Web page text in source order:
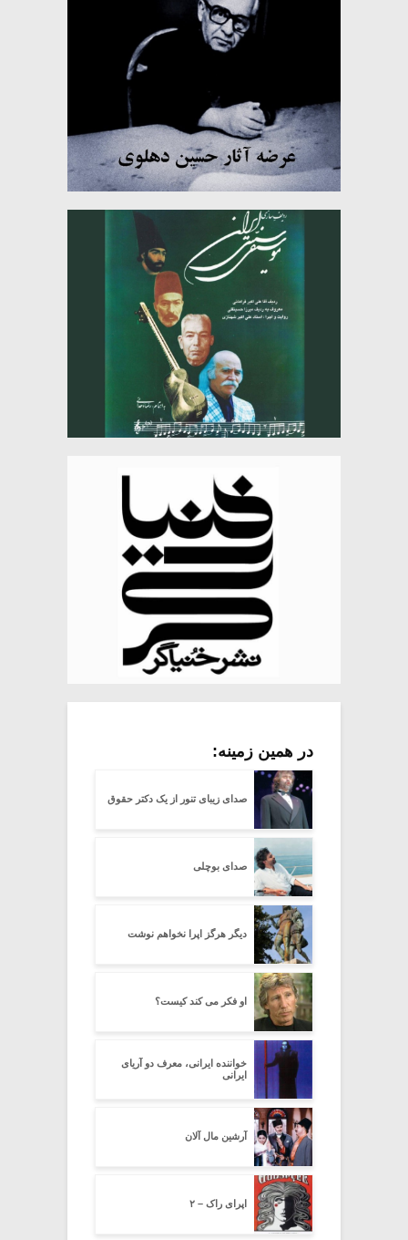
در همین زمینه:
صدای زیبای تنور از یک دکتر حقوق
صدای بوچلی
دیگر هرگز اپرا نخواهم نوشت
او فکر می کند کیست؟
خواننده ایرانی، معرف دو آریای
ایرانی
آرشین مال آلان
اپرای راک – ۲